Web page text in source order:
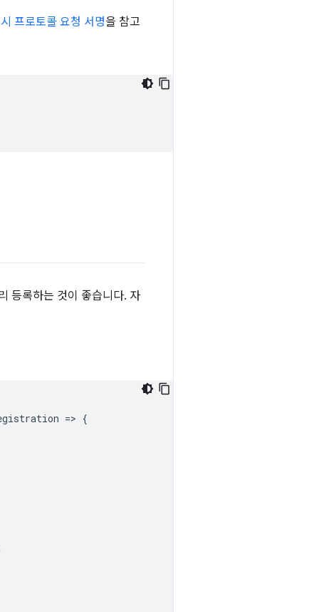
프로토콜 요청 서명을 참고
등록하는 것이 좋습니다. 자
=> {